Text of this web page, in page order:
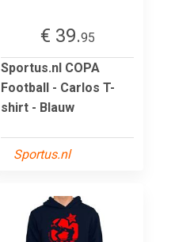
€ 39.95
Sportus.nl COPA
Football - Carlos T-
shirt - Blauw
Sportus.nl